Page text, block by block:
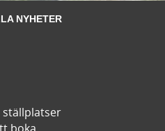
NYHETER
ställplatser